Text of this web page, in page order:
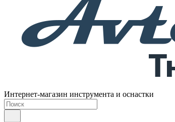
Интернет-магазин инструмента и оснастки